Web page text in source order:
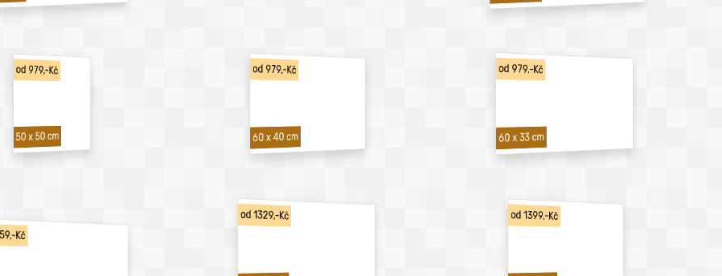
od 979,-Kč
50 x 50 cm
od 979,-Kč
60 x 40 cm
od 979,-Kč
60 x 33 cm
Kč
od 1329,-Kč od 1399,-Kč